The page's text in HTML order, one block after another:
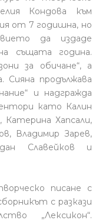
Кондова към
от 7 годишна, но
да издаде
същата година.
за обичане“, а
Сияна продължава
и надгражда
като Калин
Катерина Хапсали,
Владимир Зарев,
Славейков и
писане с
с разкази
„Лексикон“.